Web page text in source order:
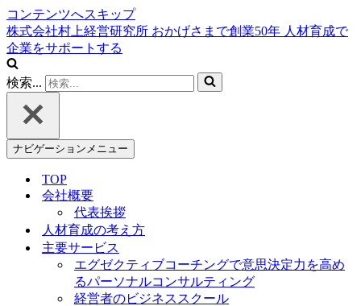
コンテンツへスキップ
株式会社村上経営研究所 おかげさまで創業50年 人材育成で
企業をサポートする
検索...
ナビゲーションメニュー
TOP
会社概要
代表挨拶
人材育成の考え方
主要サービス
エグゼクティブコーチングで意思決定力を高め
るパーソナルコンサルティング
経営者のビジネススクール